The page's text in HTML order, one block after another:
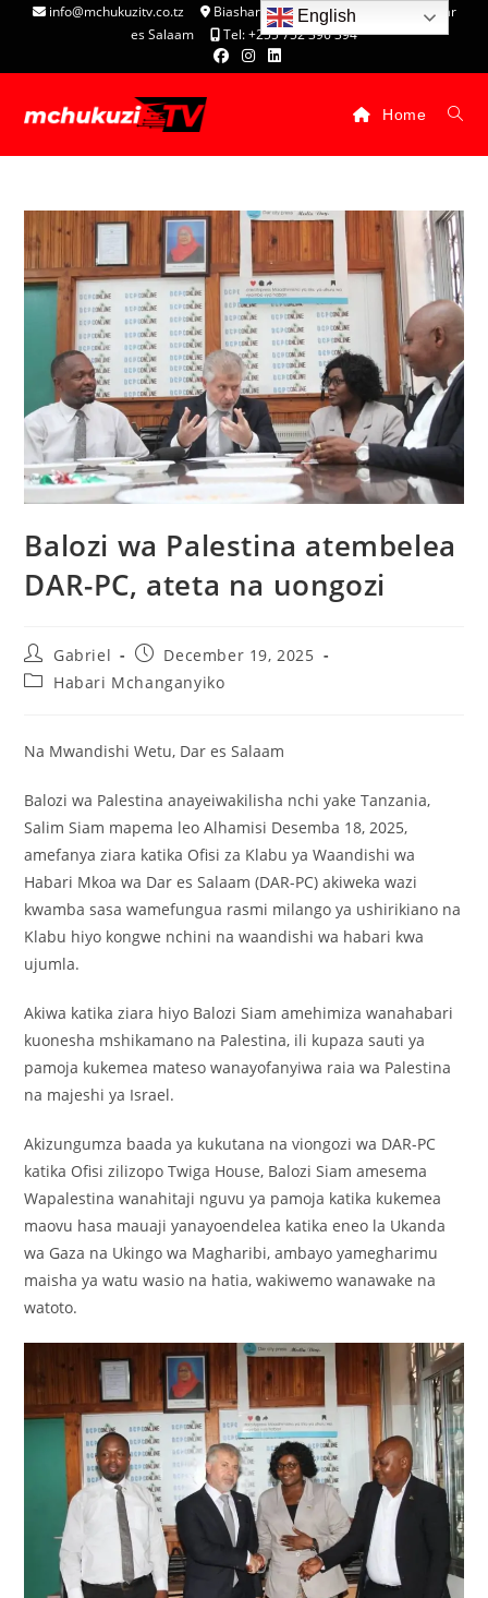
info@mchukuzitv.co.tz
Biashara Complex - P.O. Box 25074, Dar
es Salaam
Tel: +255 752 396 394
Home
Balozi wa Palestina atembelea
DAR-PC, ateta na uongozi
Gabriel
December 19, 2025
Habari Mchanganyiko
Na Mwandishi Wetu, Dar es Salaam
Balozi wa Palestina anayeiwakilisha nchi yake Tanzania,
Salim Siam mapema leo Alhamisi Desemba 18, 2025,
amefanya ziara katika Ofisi za Klabu ya Waandishi wa
Habari Mkoa wa Dar es Salaam (DAR-PC) akiweka wazi
kwamba sasa wamefungua rasmi milango ya ushirikiano na
Klabu hiyo kongwe nchini na waandishi wa habari kwa
ujumla.
Akiwa katika ziara hiyo Balozi Siam amehimiza wanahabari
kuonesha mshikamano na Palestina, ili kupaza sauti ya
pamoja kukemea mateso wanayofanyiwa raia wa Palestina
na majeshi ya Israel.
Akizungumza baada ya kukutana na viongozi wa DAR-PC
katika Ofisi zilizopo Twiga House, Balozi Siam amesema
Wapalestina wanahitaji nguvu ya pamoja katika kukemea
maovu hasa mauaji yanayoendelea katika eneo la Ukanda
wa Gaza na Ukingo wa Magharibi, ambayo yamegharimu
maisha ya watu wasio na hatia, wakiwemo wanawake na
watoto.
English